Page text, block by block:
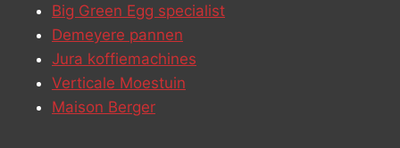
Big Green Egg specialist
Demeyere pannen
Jura koffiemachines
Verticale Moestuin
Maison Berger